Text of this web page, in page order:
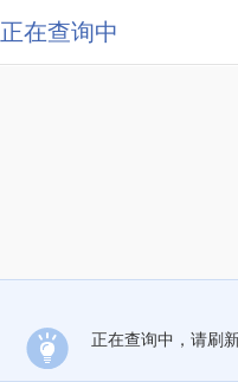
正在查询中
正在查询中，请刷